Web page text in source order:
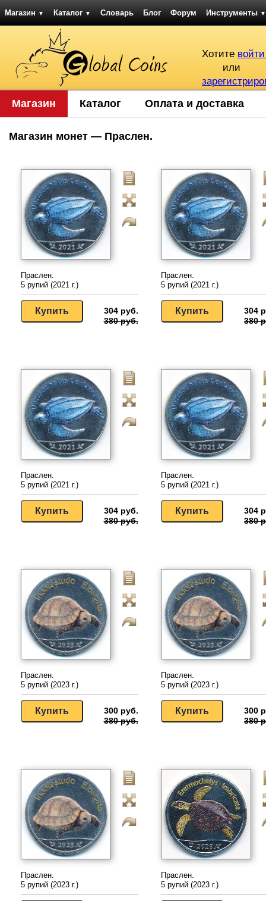
Магазин ▼ Каталог ▼ Словарь Блог Форум Инструменты ▼
Хотите
или
Магазин Каталог Оплата и доставка
Магазин монет — Праслен.
Праслен.
5 рупий (2021 г.)
304 руб.
380 руб.
Праслен.
5 рупий (2021 г.)
304
380
Праслен.
5 рупий (2021 г.)
304 руб.
380 руб.
Праслен.
5 рупий (2021 г.)
304
380
Праслен.
5 рупий (2023 г.)
300 руб.
380 руб.
Праслен.
5 рупий (2023 г.)
300
380
Праслен.
5 рупий (2023 г.)
Праслен.
5 рупий (2023 г.)